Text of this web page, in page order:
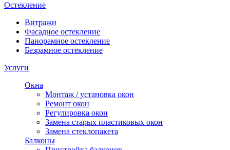
Остекление
Витражи
Фасадное остекление
Панорамное остекление
Безрамное остекление
Услуги
Окна
Монтаж / установка окон
Ремонт окон
Регулировка окон
Замена старых пластиковых окон
Замена стеклопакета
Балконы